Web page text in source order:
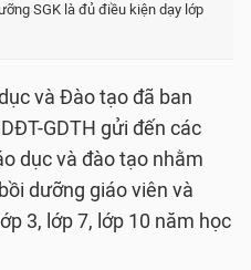
SGK là đủ điều kiện dạy lớp
và Đào tạo đã ban
GDTH gửi đến các
dục và đào tạo nhằm
dưỡng giáo viên và
3, lớp 7, lớp 10 năm học